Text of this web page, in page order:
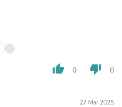
thumb_up 0 thumb_down 0
27 Mar 2025